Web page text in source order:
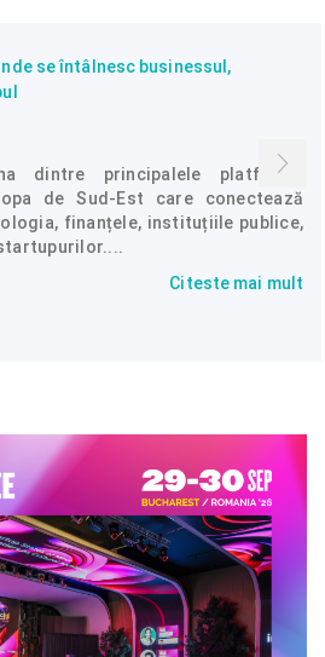
se întâlnesc businessul,
dintre principalele platforme
de Sud-Est care conectează
finanțele, instituțiile publice,
Citeste mai mult